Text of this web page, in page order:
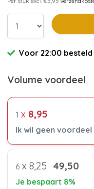
Voor 22:00
Volume voordeel
1 x 8,95
Ik wil geen voordeel
6 x 8,25 49,50
Je bespaart 8%